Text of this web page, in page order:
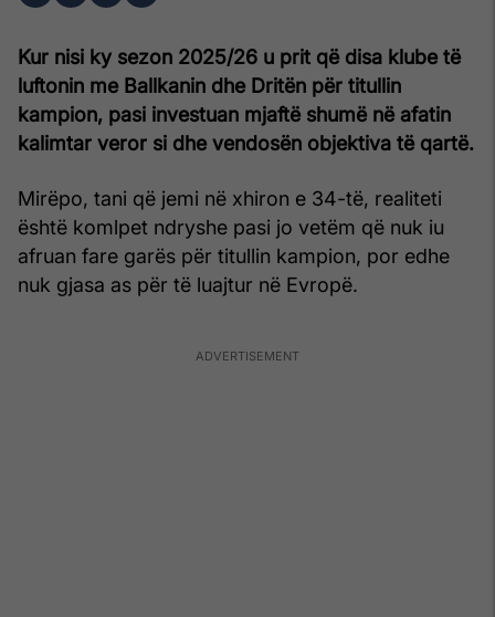
Kur nisi ky sezon 2025/26 u prit që disa klube të
luftonin me Ballkanin dhe Dritën për titullin
kampion, pasi investuan mjaftë shumë në afatin
kalimtar veror si dhe vendosën objektiva të qartë.
Mirëpo, tani që jemi në xhiron e 34-të, realiteti
është komlpet ndryshe pasi jo vetëm që nuk iu
afruan fare garës për titullin kampion, por edhe
nuk gjasa as për të luajtur në Evropë.